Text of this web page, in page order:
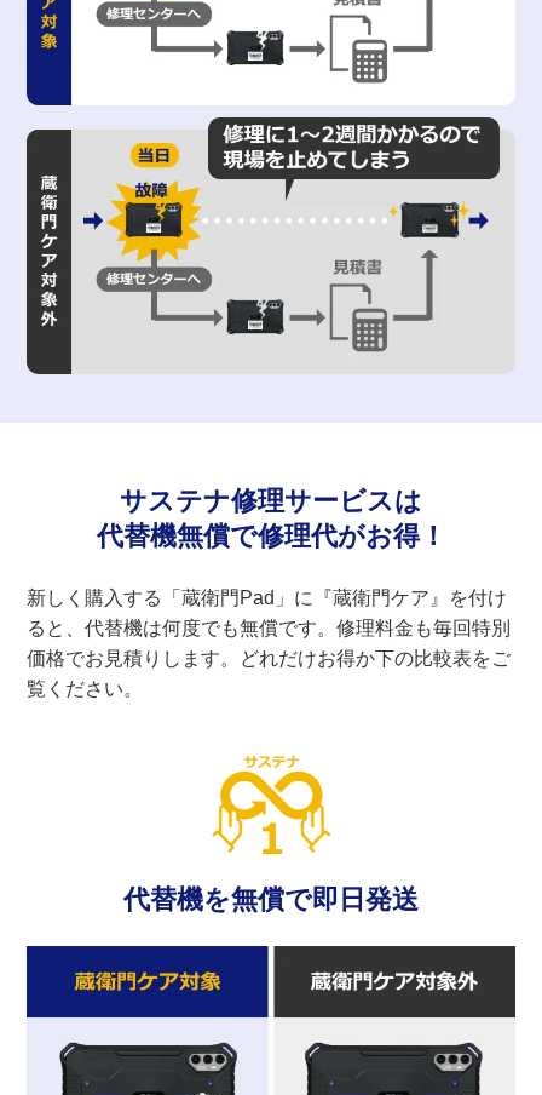
サステナ修理サービスは
代替機無償で修理代がお得！
新しく購入する「蔵衛門Pad」に『蔵衛門ケア』を付け
ると、代替機は何度でも無償です。修理料金も毎回特別
価格でお見積りします。どれだけお得か下の比較表をご
覧ください。
代替機を無償で即日発送